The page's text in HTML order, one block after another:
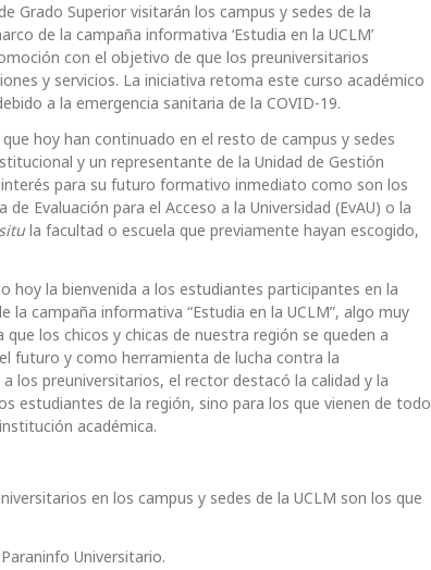
Grado Superior visitarán los campus y sedes de la
de la campaña informativa ‘Estudia en la UCLM’
con el objetivo de que los preuniversitarios
y servicios. La iniciativa retoma este curso académico
a la emergencia sanitaria de la COVID-19.
hoy han continuado en el resto de campus y sedes
y un representante de la Unidad de Gestión
para su futuro formativo inmediato como son los
Evaluación para el Acceso a la Universidad (EvAU) o la
la facultad o escuela que previamente hayan escogido,
hoy la bienvenida a los estudiantes participantes en la
campaña informativa “Estudia en la UCLM”, algo muy
los chicos y chicas de nuestra región se queden a
futuro y como herramienta de lucha contra la
los preuniversitarios, el rector destacó la calidad y la
estudiantes de la región, sino para los que vienen de todo
académica.
en los campus y sedes de la UCLM son los que
Universitario.